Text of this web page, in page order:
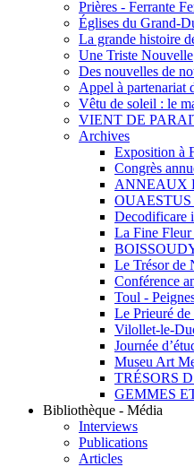
Prières - Ferrante
Églises du Grand-
La grande histoire
Une Triste Nouvelle
Des nouvelles de
Appel à partenariat
Vêtu de soleil : le
VIENT DE
Archives
Exposition à
Congrès
ANNEAUX
OUAESTUS
Decodificare
La Fine
Le Trésor de
Conférence
Toul -
Le Prieuré
Vilollet-le-
Journée
Museu Art
TRÉSORS
GEMMES
Bibliothèque - Média
Interviews
Publications
Articles